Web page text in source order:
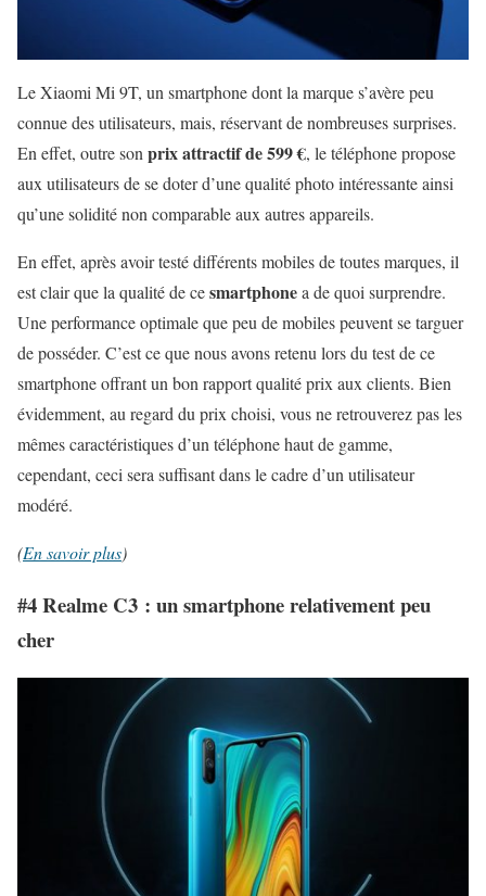
Le Xiaomi Mi 9T, un smartphone dont la marque s’avère peu
connue des utilisateurs, mais, réservant de nombreuses surprises.
En effet, outre son prix attractif de 599 €, le téléphone propose
aux utilisateurs de se doter d’une qualité photo intéressante ainsi
qu’une solidité non comparable aux autres appareils.
En effet, après avoir testé différents mobiles de toutes marques, il
est clair que la qualité de cesmartphonea de quoi surprendre.
Une performance optimale que peu de mobiles peuvent se targuer
de posséder. C’est ce que nous avons retenu lors du test de ce
smartphone offrant un bon rapport qualité prix aux clients. Bien
évidemment, au regard du prix choisi, vous ne retrouverez pas les
mêmes caractéristiques d’un téléphone haut de gamme,
cependant, ceci sera suffisant dans le cadre d’un utilisateur
modéré.
(En savoir plus)
#4 Realme C3 : un smartphone relativement peu
cher